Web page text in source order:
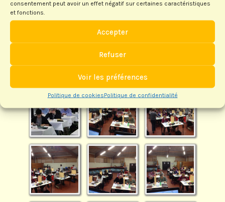
consentement peut avoir un effet négatif sur certaines caractéristiques
et fonctions.
Accepter
Refuser
Voir les préférences
Politique de cookiesPolitique de confidentialité
Simultané Mondial Blitz -
Heugas - 06/12/2014